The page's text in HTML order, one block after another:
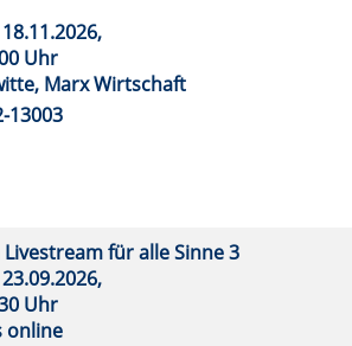
18.11.2026,
Uhr
Marx Wirtschaft
13003
für alle Sinne 3
23.09.2026,
Uhr
online